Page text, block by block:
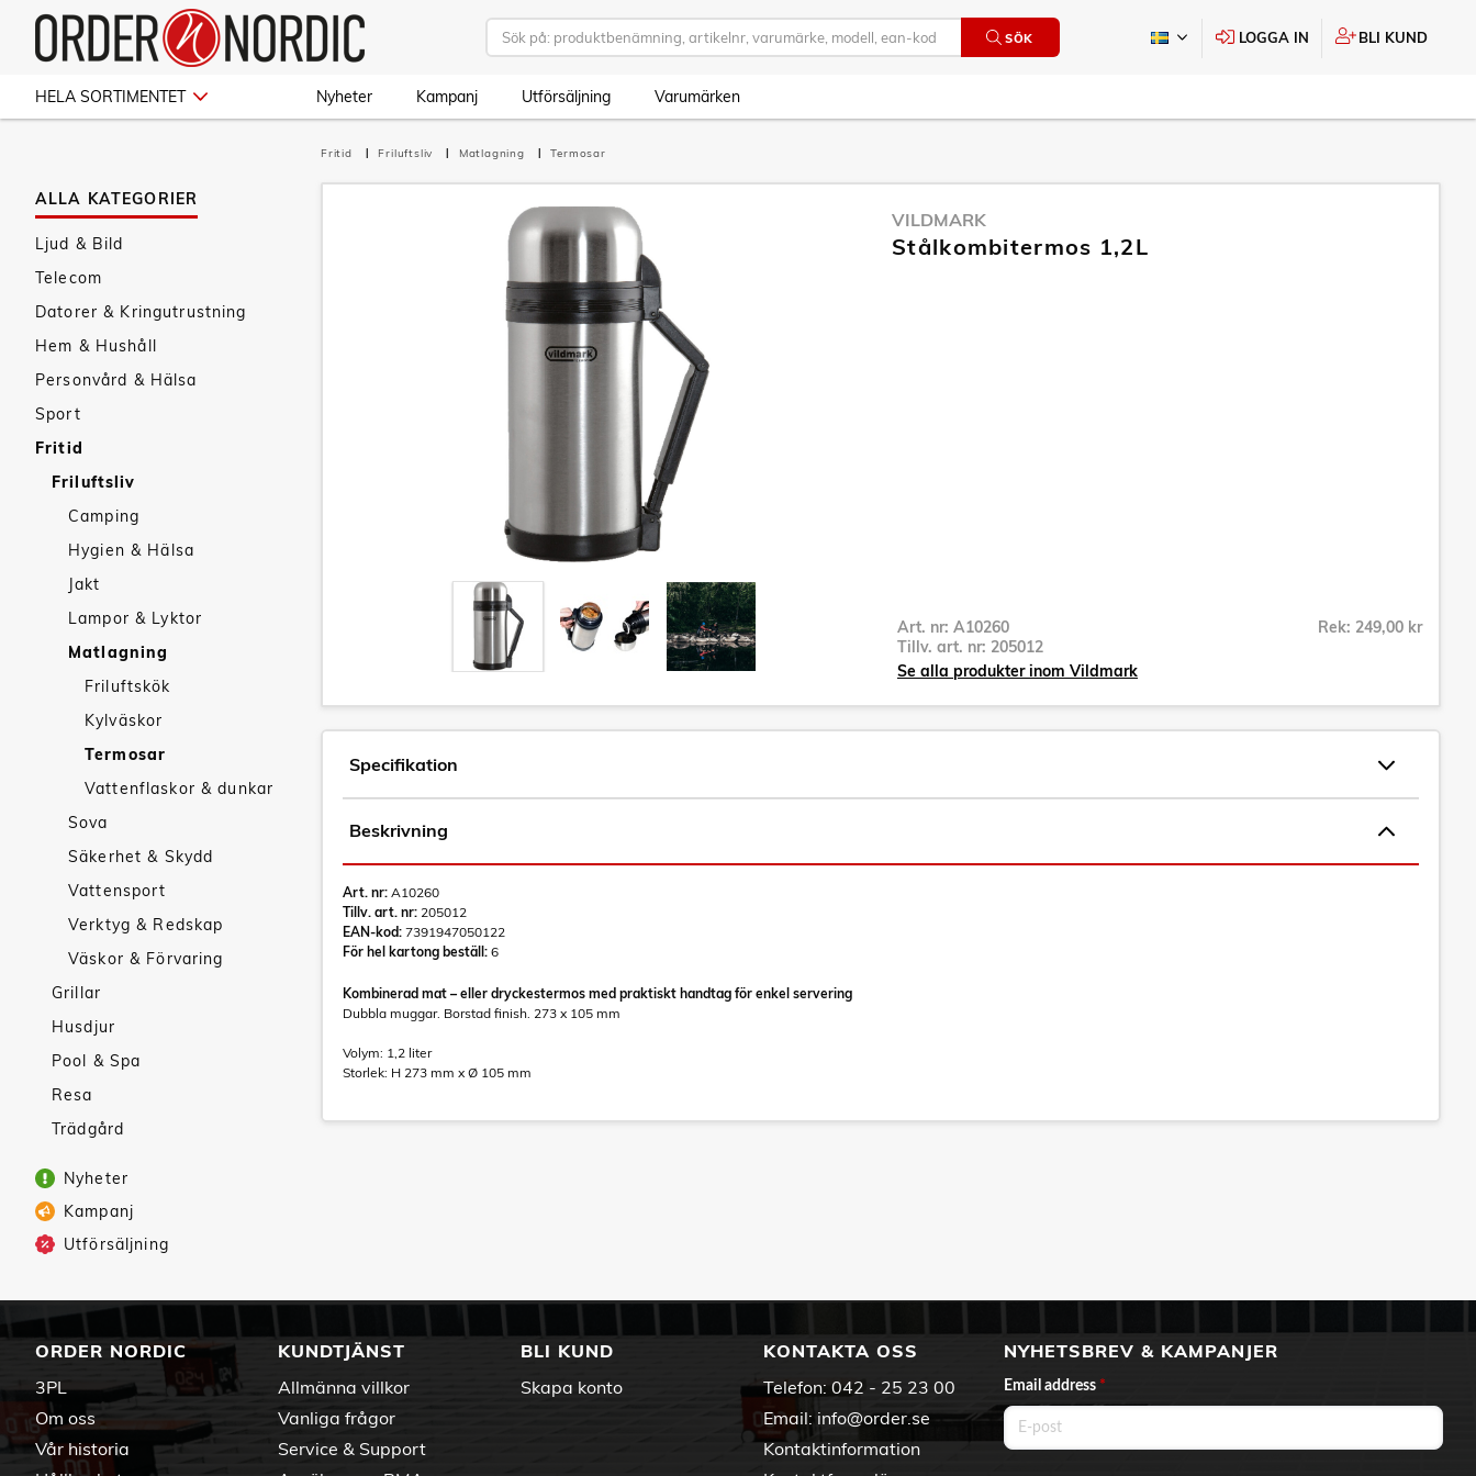
SÖK LOGGA IN BLI KUND
HELA SORTIMENTET Nyheter Kampanj Utförsäljning Varumärken
ALLA KATEGORIER
Ljud & Bild
Telecom
Datorer & Kringutrustning
Hem & Hushåll
Personvård & Hälsa
Sport
Fritid
Friluftsliv
Camping
Hygien & Hälsa
Jakt
Lampor & Lyktor
Matlagning
Friluftskök
Kylväskor
Termosar
Vattenflaskor & dunkar
Sova
Säkerhet & Skydd
Vattensport
Verktyg & Redskap
Väskor & Förvaring
Grillar
Husdjur
Pool & Spa
Resa
Trädgård
Nyheter
Kampanj
Utförsäljning
Fritid Friluftsliv Matlagning Termosar
VILDMARK
Stålkombitermos 1,2L
Art. nr: A10260
Tillv. art. nr: 205012
Rek: 249,00 kr
Se alla produkter inom Vildmark
Specifikation
Beskrivning
Art. nr: A10260
Tillv. art. nr: 205012
EAN-kod: 7391947050122
För hel kartong beställ: 6
Kombinerad mat – eller dryckestermos med praktiskt handtag för enkel servering
Dubbla muggar. Borstad finish. 273 x 105 mm
Volym: 1,2 liter
Storlek: H 273 mm x Ø 105 mm
ORDER NORDIC
3PL
Om oss
Vår historia
KUNDTJÄNST
Allmänna villkor
Vanliga frågor
Service & Support
BLI KUND
Skapa konto
KONTAKTA OSS
Telefon: 042 - 25 23 00
Email: info@order.se
Kontaktinformation
NYHETSBREV & KAMPANJER
Email address *